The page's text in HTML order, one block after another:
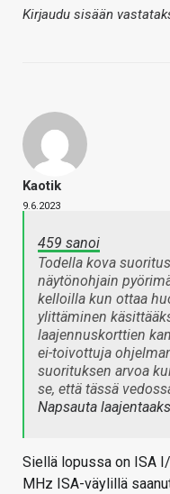
Kirjaudu sisään
Kaotik
9.6.2023
459 sanoi
Todella kova
näytönohjain
kelloilla kun ottaa
ylittäminen
laajennuskorttien
ei-toivottuja
suorituksen arvoa
se, että tässä
Napsauta
Siellä lopussa on ISA
MHz ISA-väylillä